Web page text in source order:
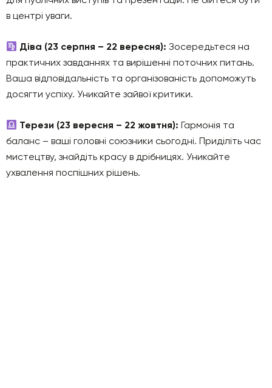
в центрі уваги.
Діва (23 серпня – 22 вересня): Зосередьтеся на
практичних завданнях та вирішенні поточних питань.
Ваша відповідальність та організованість допоможуть
досягти успіху. Уникайте зайвої критики.
Терези (23 вересня – 22 жовтня): Гармонія та
баланс – ваші головні союзники сьогодні. Приділіть час
мистецтву, знайдіть красу в дрібницях. Уникайте
ухвалення поспішних рішень.